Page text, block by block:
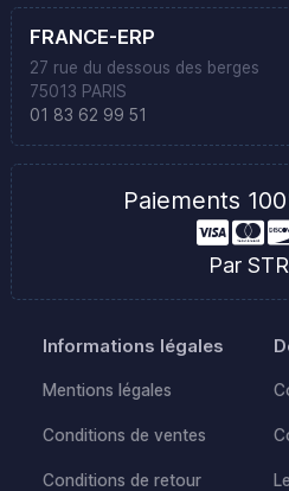
FRANCE-ERP
27 rue du dessous des berges
75013 PARIS
01 83 62 99 51
Paiements
Par
Informations légales
Mentions légales
Conditions de ventes
Conditions de retour